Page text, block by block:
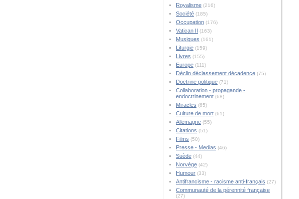
Royalisme(216)
Société(185)
Occupation(176)
Vatican II (163)
Musiques (161)
Liturgie(159)
Livres (155)
Europe(111)
Déclin déclassement décadence(75)
Doctrine politique(71)
Collaboration - propagande -
endoctrinement(68)
Miracles (65)
Culture de mort(61)
Allemagne(55)
Citations (51)
Films (50)
Presse - Medias (46)
Suède(44)
Norvège(42)
Humour(33)
Antifrancisme - racisme anti-français (27)
Communauté de la pérennité française
(27)